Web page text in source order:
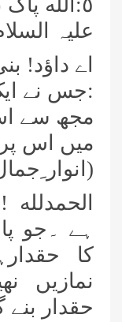
علیہ
اے داؤد!
:جس نے
مجھ سے
میں اس
(انوار
ہے ۔جو
کا
نمازیں
حقدار بنے